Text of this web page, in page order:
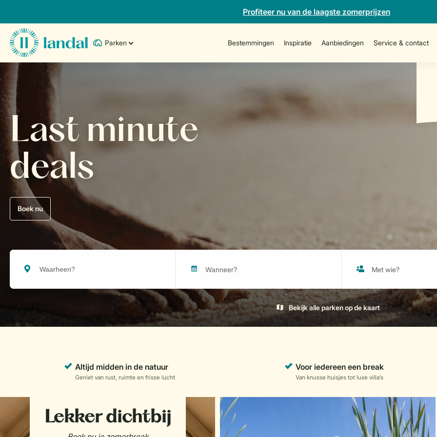
Profiteer nu van de laagste zomerprijzen
Parken Bestemmingen Inspiratie Aanbiedingen Service & contact
Last minute
deals
Boek nu
Bekijk alle parken op de kaart